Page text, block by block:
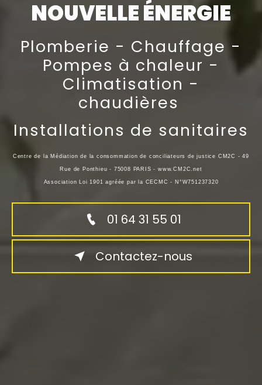
NOUVELLE ÉNERGIE
Plomberie - Chauffage -
Pompes à chaleur -
Climatisation -
chaudières
Installations de sanitaires
Centre de la Médiation de la consommation de conciliateurs de justice CM2C - 49
Rue de Ponthieu - 75008 PARIS - www.CM2C.net
Association Loi 1901 agréée par la CECMC - N°W751237320
01 64 31 55 01
Contactez-nous